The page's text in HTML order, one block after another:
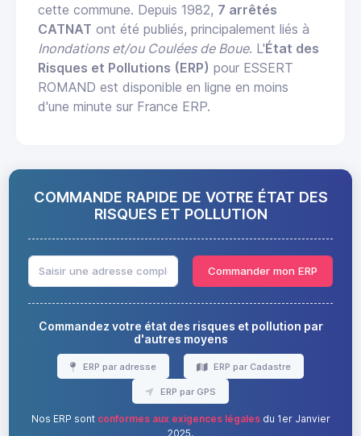
cette commune. Depuis 1982, 7 arrêtés
CATNAT ont été publiés, principalement liés à
Inondations et/ou Coulées de Boue. L'État des
Risques et Pollutions (ERP) pour ESSERT
ROMAND est disponible en ligne en moins
d'une minute sur France ERP.
COMMANDE RAPIDE DE VOTRE ÉTAT DES
RISQUES ET POLLUTION
Commander mon ERP
Commandez votre état des risques et pollution par
d'autres moyens
ERP par adresse ERP par Cadastre
ERP par GPS
Nos ERP sont conformes aux exigences légalesdu 1er Janvier
2025.